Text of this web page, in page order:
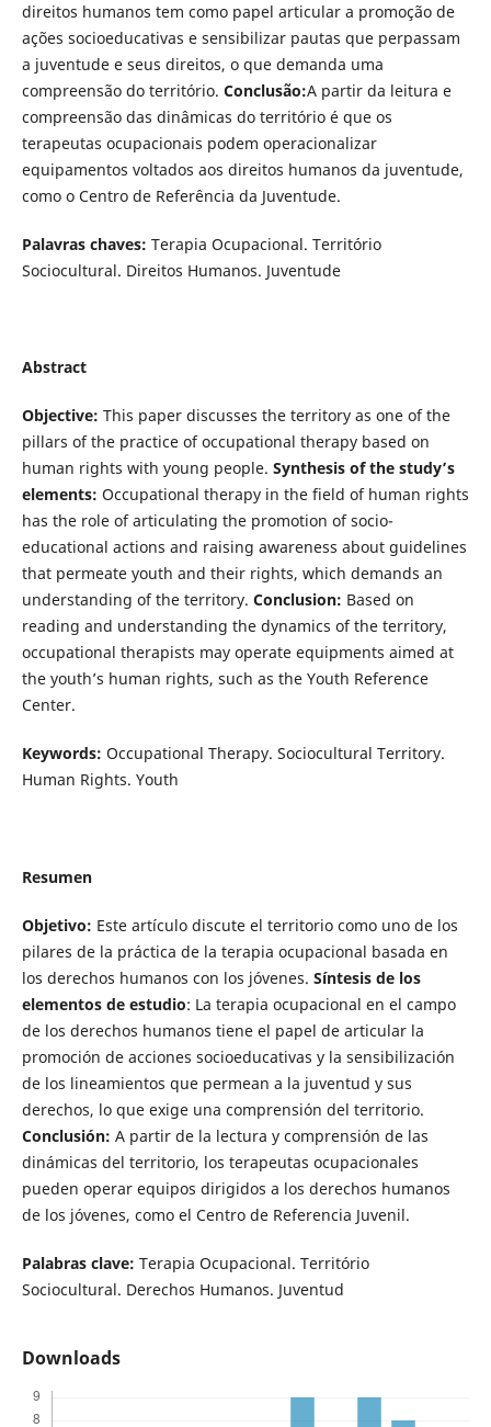
direitos humanos tem como papel articular a promoção de
ações socioeducativas e sensibilizar pautas que perpassam
a juventude e seus direitos, o que demanda uma
compreensão do território. Conclusão:A partir da leitura e
compreensão das dinâmicas do território é que os
terapeutas ocupacionais podem operacionalizar
equipamentos voltados aos direitos humanos da juventude,
como o Centro de Referência da Juventude.
Palavras chaves: Terapia Ocupacional. Território
Sociocultural. Direitos Humanos. Juventude
Abstract
Objective: This paper discusses the territory as one of the
pillars of the practice of occupational therapy based on
human rights with young people. Synthesis of the study’s
elements: Occupational therapy in the field of human rights
has the role of articulating the promotion of socio-
educational actions and raising awareness about guidelines
that permeate youth and their rights, which demands an
understanding of the territory. Conclusion: Based on
reading and understanding the dynamics of the territory,
occupational therapists may operate equipments aimed at
the youth’s human rights, such as the Youth Reference
Center.
Keywords: Occupational Therapy. Sociocultural Territory.
Human Rights. Youth
Resumen
Objetivo: Este artículo discute el territorio como uno de los
pilares de la práctica de la terapia ocupacional basada en
los derechos humanos con los jóvenes. Síntesis de los
elementos de estudio: La terapia ocupacional en el campo
de los derechos humanos tiene el papel de articular la
promoción de acciones socioeducativas y la sensibilización
de los lineamientos que permean a la juventud y sus
derechos, lo que exige una comprensión del territorio.
Conclusión: A partir de la lectura y comprensión de las
dinámicas del territorio, los terapeutas ocupacionales
pueden operar equipos dirigidos a los derechos humanos
de los jóvenes, como el Centro de Referencia Juvenil.
Palabras clave: Terapia Ocupacional. Território
Sociocultural. Derechos Humanos. Juventud
Downloads